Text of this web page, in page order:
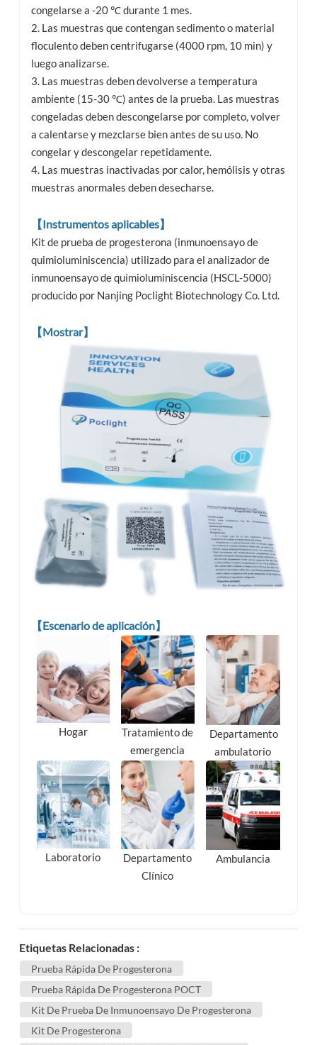
congelarse a -20 ℃ durante 1 mes.
2. Las muestras que contengan sedimento o material
floculento deben centrifugarse (4000 rpm, 10 min) y
luego analizarse.
3. Las muestras deben devolverse a temperatura
ambiente (15-30 ℃) antes de la prueba. Las muestras
congeladas deben descongelarse por completo, volver
a calentarse y mezclarse bien antes de su uso. No
congelar y descongelar repetidamente.
4. Las muestras inactivadas por calor, hemólisis y otras
muestras anormales deben desecharse.
【Instrumentos aplicables】
Kit de prueba de progesterona (inmunoensayo de
quimioluminiscencia) utilizado para el analizador de
inmunoensayo de quimioluminiscencia (HSCL-5000)
producido por Nanjing Poclight Biotechnology Co. Ltd.
【Mostrar】
【Escenario de aplicación】
Hogar
Tratamiento de
emergencia
Departamento
ambulatorio
Laboratorio
Departamento
Clínico
Ambulancia
Etiquetas Relacionadas :
Prueba Rápida De Progesterona
Prueba Rápida De Progesterona POCT
Kit De Prueba De Inmunoensayo De Progesterona
Kit De Progesterona